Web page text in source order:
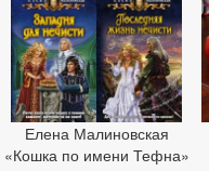
Елена Малиновская
«Кошка по имени Тефна»